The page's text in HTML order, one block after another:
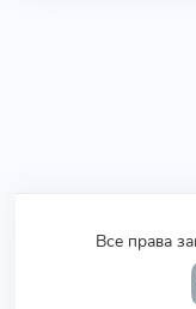
Все права